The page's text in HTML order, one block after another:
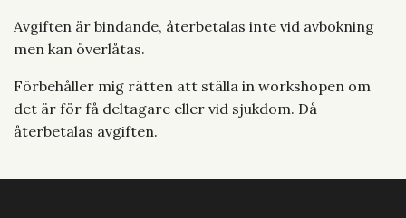
Avgiften är bindande, återbetalas inte vid avbokning
men kan överlåtas.
Förbehåller mig rätten att ställa in workshopen om
det är för få deltagare eller vid sjukdom. Då
återbetalas avgiften.